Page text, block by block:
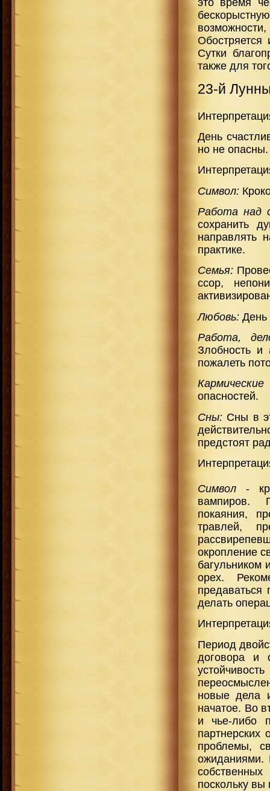
это время
Обостряется
Сутки
также для
23-й
День
но не
Символ:
Работа над
сохранить
направлять
практике.
Семья:
ссор,
Любовь: День
Работа,
Злобность и
пожалеть
опасностей.
Сны: Сны в
предстоят
Символ -
вампиров.
покаяния,
травлей,
окропление
багульником
орех.
предаваться
делать
Период
договора и
новые дела
начатое. Во
и чье-либо
партнерских
проблемы,
ожиданиями.
поскольку